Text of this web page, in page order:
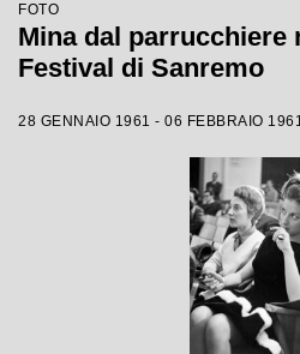
FOTO
Mina dal parrucchiere
Festival di Sanremo
28 GENNAIO 1961 - 06 FEBBRAIO